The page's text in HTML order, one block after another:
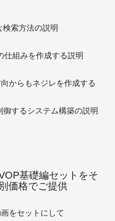
検索方法の説明
仕組みを作成する説明
からもネジレを作成する
御するシステム構築の説明
基礎編セットをそ
価格でご提供
をセットにして